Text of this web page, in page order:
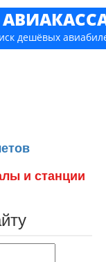
дешёвых
и станции